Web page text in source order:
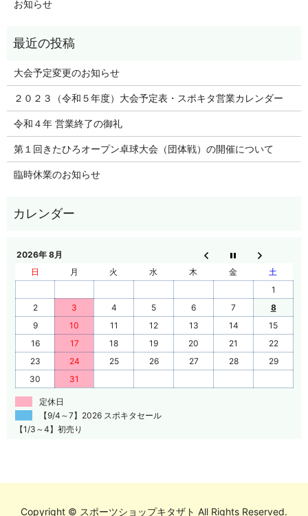
お知らせ
大会予定変更のお知らせ
２０２３（令和５年度）大会予定表・スポキタ営業カレンダー
令和４年 営業終了の御礼
第１回きたひろオープン卓球大会（団体戦）の開催について
臨時休業のお知らせ
2026年 8月
日
月 火 水 木 金
土
1
2
3 4 5 6 7
8
9
10 11 12 13 14
15
16
17 18 19 20 21
22
23
24 25 26 27 28
29
30
31
定休日
【9/4～7】2026 スポキタセール
【1/3～4】初売り
Copyright © スポーツショップキタザト All Rights Reserved.